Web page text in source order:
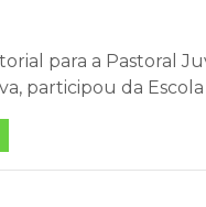
para a Pastoral
participou da